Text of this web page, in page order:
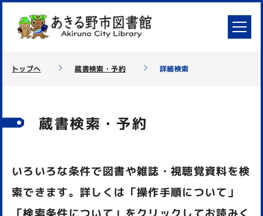
トップへ 蔵書検索・予約 詳細検索
蔵書検索・予約
いろいろな条件で図書や雑誌・視聴覚資料を検
索できます。詳しくは「操作手順について」